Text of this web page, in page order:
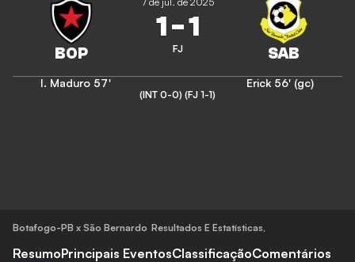
1-1
FJ
I. Maduro 57' Erick 56' (gc)
(INT 0-0) (FJ 1-1)
Botafogo-PB x São Bernardo Resultados E Estatísticas,
ResumoPrincipais EventosClassificaçãoComentários